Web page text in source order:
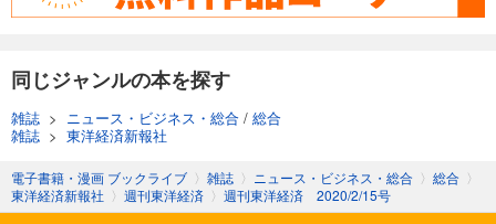
週刊東洋経済 2025/11/8号
あらすじを表示する
週刊東洋経済 2025/11/1号
880円 (税込)
カート
同じジャンルの本を探す
雑誌 > ニュース・ビジネス・総合 / 総合
雑誌 > 東洋経済新報社
電子書籍・漫画 ブックライブ 〉 雑誌 〉 ニュース・ビジネス・総合 〉 総合 〉
東洋経済新報社 〉 週刊東洋経済 〉 週刊東洋経済 2020/2/15号